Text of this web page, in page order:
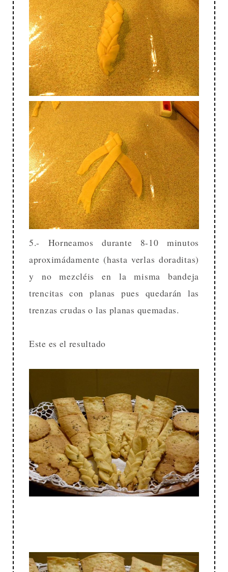
5.- Horneamos durante 8-10 minutos
aproximádamente (hasta verlas doraditas)
y no mezcléis en la misma bandeja
trencitas con planas pues quedarán las
trenzas crudas o las planas quemadas.
Este es el resultado